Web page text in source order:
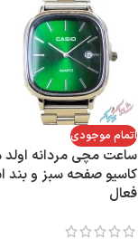
اتمام موجودی
ساعت مچی مردانه
کاسیو صفحه سبز و بند
فعال